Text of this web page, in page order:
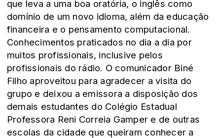
que leva a uma boa oratória, o inglês como
domínio de um novo idioma, além da educação
financeira e o pensamento computacional.
Conhecimentos praticados no dia a dia por
muitos profissionais, inclusive pelos
profissionais do rádio. O comunicador Biné
Filho aproveitou para agradecer a visita do
grupo e deixou a emissora a disposição dos
demais estudantes do Colégio Estadual
Professora Reni Correia Gamper e de outras
escolas da cidade que queiram conhecer a